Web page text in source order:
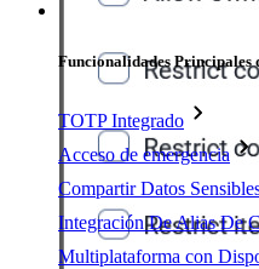
Herramientas &
Funcionalidades Principales
TOTP Integrado
Acceso de emergencia
Compartir Datos
Integración De Alias De
Multiplataforma con